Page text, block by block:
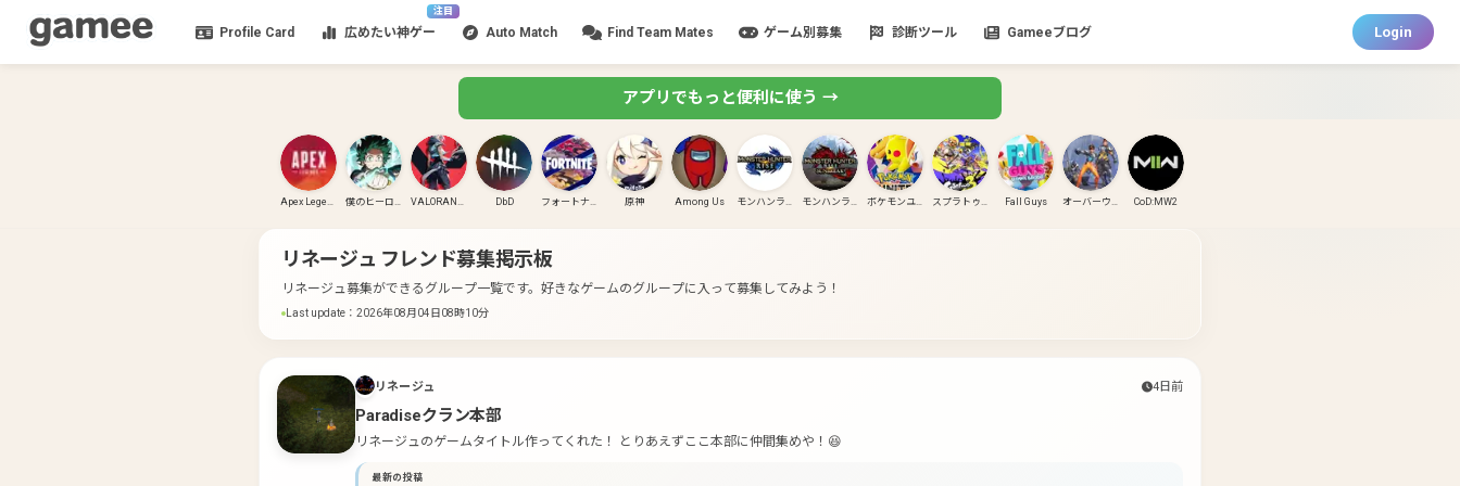
Profile Card
注目
広めたい神ゲー Auto Match Find Team Mates ゲーム別募集 診断ツール Gameeブログ Login
アプリでもっと便利に使う →
Apex Legends 僕のヒーローアカデミア ULTRA RUMBLE VALORANT(PC) DbD フォートナイト 原神 Among Us モンハンライズ モンハンライズ:サンブレイク ポケモンユナイト スプラトゥーン3 Fall Guys オーバーウォッチ CoD:MW2
リネージュ フレンド募集掲示板
リネージュ募集ができるグループ一覧です。 好きなゲームのグループに入って募集してみよう！
Last update ： 2026年08月04日08時10分
リネージュ 4日前
Paradiseクラン本部
リネージュのゲームタイトル作ってくれた！ とりあえずここ本部に仲間集めや！😆
最新の投稿